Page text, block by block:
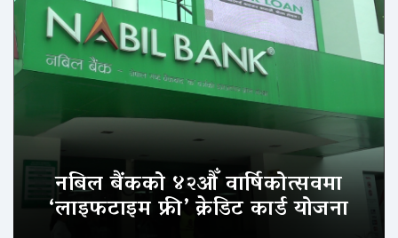
नबिल बैंकको ४२औँ वार्षिकोत्सवमा
‘लाइफटाइम फ्री’ क्रेडिट कार्ड योजना